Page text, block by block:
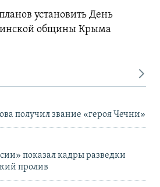
установить День
общины Крыма
получил звание «героя Чечни»
показал кадры разведки
пролив